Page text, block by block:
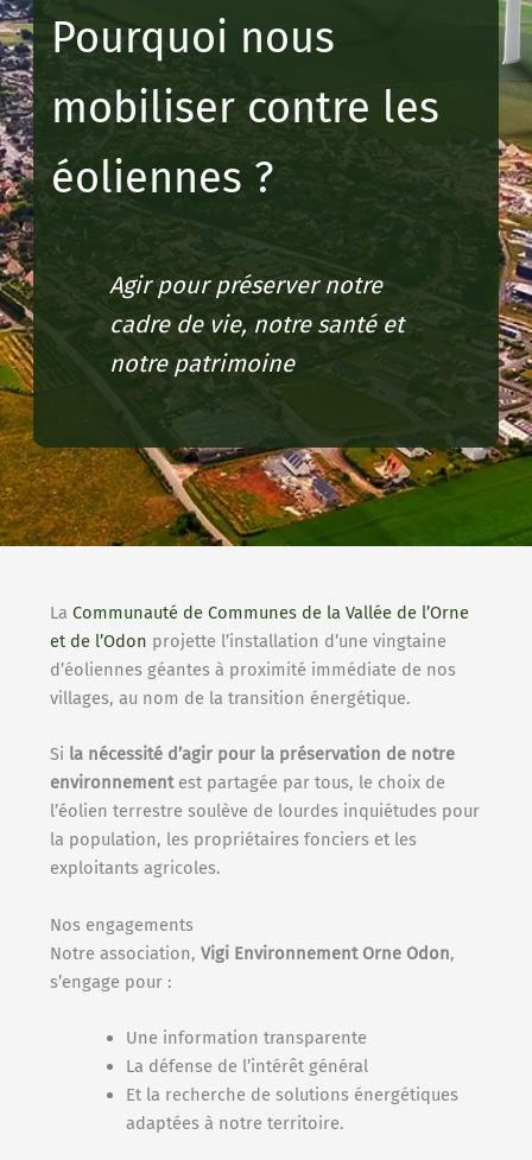
Pourquoi nous
mobiliser contre les
éoliennes ?
Agir pour préserver notre
cadre de vie, notre santé et
notre patrimoine
La Communauté de Communes de la Vallée de l’Orne
et de l’Odon projette l’installation d’une vingtaine
d’éoliennes géantes à proximité immédiate de nos
villages, au nom de la transition énergétique.
Si la nécessité d’agir pour la préservation de notre
environnementest partagée par tous, le choix de
l’éolien terrestre soulève de lourdes inquiétudes pour
la population, les propriétaires fonciers et les
exploitants agricoles.
Nos engagements
Notre association, Vigi Environnement Orne Odon,
s’engage pour :
Une information transparente
La défense de l’intérêt général
Et la recherche de solutions énergétiques
adaptées à notre territoire.